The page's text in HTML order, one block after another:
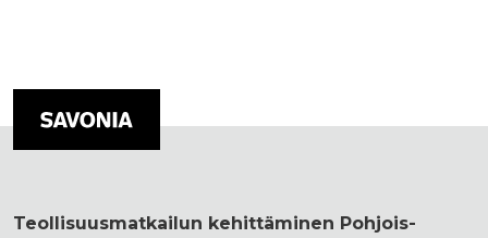
Teollisuusmatkailun kehittäminen Pohjois-